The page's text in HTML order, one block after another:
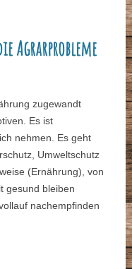
Agrarprobleme
zugewandt
Es ist
nehmen. Es geht
Umweltschutz
(Ernährung), von
gesund bleiben
nachempfinden